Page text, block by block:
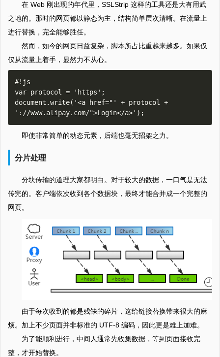
在 Web 刚出现的年代里，SSLStrip 这样的工具还是大有用武
之地的。那时的网页都以静态为主，结构简单层次清晰。在流量上
进行替换，完全能够胜任。
然而，如今的网页日益复杂，脚本所占比重越来越多。如果仅
仅从流量上着手，显然力不从心。
#!js
var protocol = 'https';
document.write('<a href="' + protocol +
即使非常简单的动态元素，后端也毫无招架之力。
分片处理
分块传输的道理大家都明白。对于较大的数据，一口气是无法
传完的。客户端依次收到各个数据块，最终才能合并成一个完整的
网页。
由于每次收到的都是残缺的碎片，这给链接替换带来很大的麻
烦。加上不少页面并非标准的 UTF-8 编码，因此更是难上加难。
为了能顺利进行，中间人通常先收集数据，等到页面接收完
整，才开始替换。